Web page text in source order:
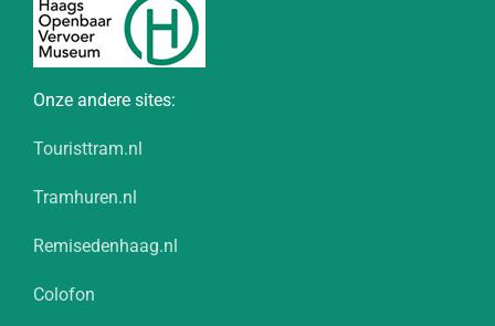
Onze andere sites:
Touristtram.nl
Tramhuren.nl
Remisedenhaag.nl
Colofon